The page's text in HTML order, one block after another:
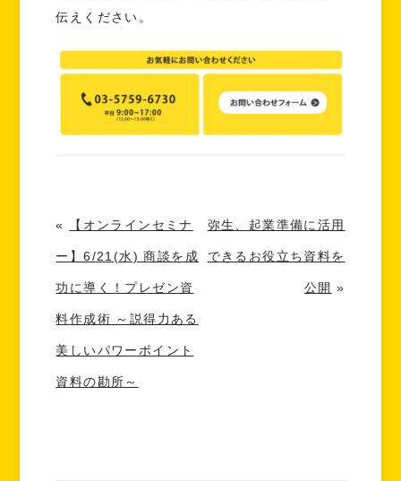
伝えください。
« 【オンラインセミナ
ー】6/21(水) 商談を成
功に導く！プレゼン資
料作成術 ～説得力ある
美しいパワーポイント
資料の勘所～
弥生、起業準備に活用
できるお役立ち資料を
公開 »